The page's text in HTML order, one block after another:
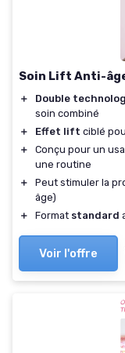
Soin Lift Anti-
＋ Double
soin combiné
＋
Effet lift ciblé
＋
Conçu pour un
une routine
＋
Peut stimuler la
âge)
＋
Format standard
Voir l'offre